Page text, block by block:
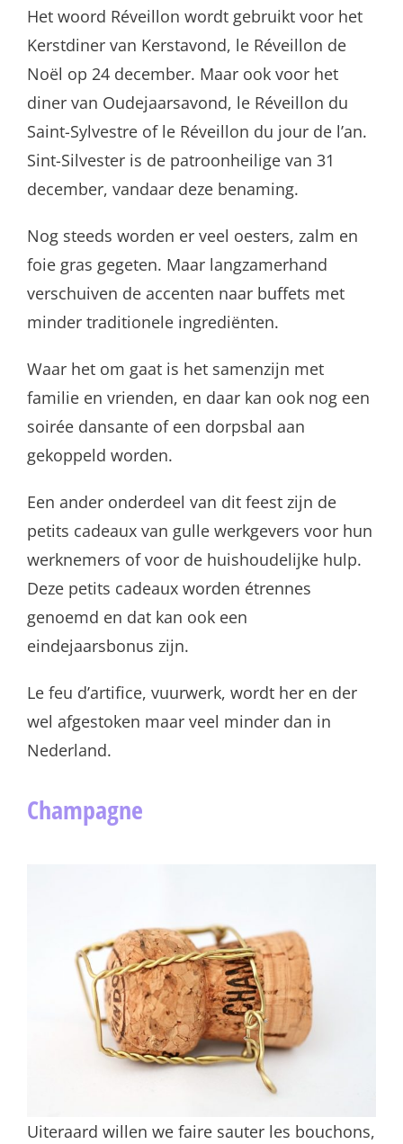
Het woord Réveillon wordt gebruikt voor het
Kerstdiner van Kerstavond, le Réveillon de
Noël op 24 december. Maar ook voor het
diner van Oudejaarsavond, le Réveillon du
Saint-Sylvestre of le Réveillon du jour de l’an.
Sint-Silvester is de patroonheilige van 31
december, vandaar deze benaming.
Nog steeds worden er veel oesters, zalm en
foie gras gegeten. Maar langzamerhand
verschuiven de accenten naar buffets met
minder traditionele ingrediënten.
Waar het om gaat is het samenzijn met
familie en vrienden, en daar kan ook nog een
soirée dansante of een dorpsbal aan
gekoppeld worden.
Een ander onderdeel van dit feest zijn de
petits cadeaux van gulle werkgevers voor hun
werknemers of voor de huishoudelijke hulp.
Deze petits cadeaux worden étrennes
genoemd en dat kan ook een
eindejaarsbonus zijn.
Le feu d’artifice, vuurwerk, wordt her en der
wel afgestoken maar veel minder dan in
Nederland.
Champagne
Uiteraard willen we faire sauter les bouchons,